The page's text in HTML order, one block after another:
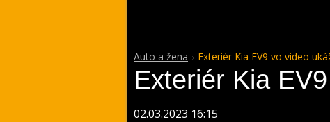
Auto a žena Exteriér Kia EV9 vo video
Exteriér Kia
02.03.2023 16:15